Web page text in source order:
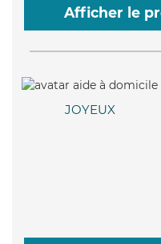
Afficher le
JOYEUX